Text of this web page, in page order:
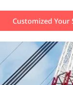
Customized Your